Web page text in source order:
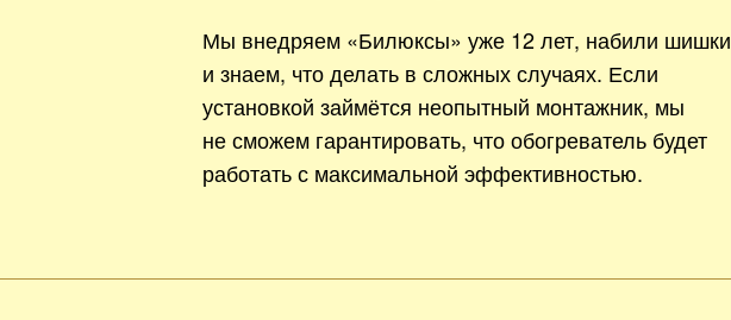
Мы внедряем «Билюксы» уже 12 лет, набили шишки
и знаем, что делать в сложных случаях. Если
установкой займётся неопытный монтажник, мы
не сможем гарантировать, что обогреватель будет
работать с максимальной эффективностью.